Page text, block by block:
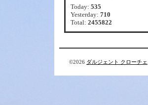
Today: 535
Yesterday: 710
Total: 2455822
©2026 ダルジェント クローチェ